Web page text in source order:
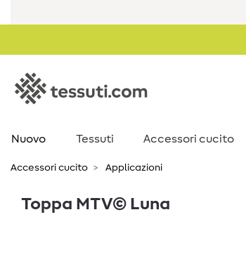
Nuovo Tessuti Accessori cucito
Accessori cucito Applicazioni
Toppa MTV© Luna